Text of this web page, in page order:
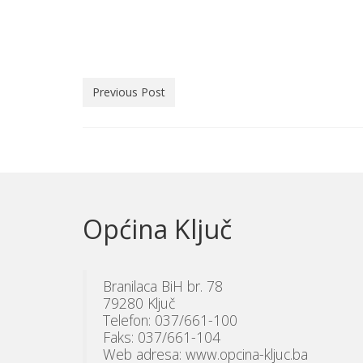
Previous Post
Općina Ključ
Branilaca BiH br. 78
79280 Ključ
Telefon: 037/661-100
Faks: 037/661-104
Web adresa: www.opcina-kljuc.ba